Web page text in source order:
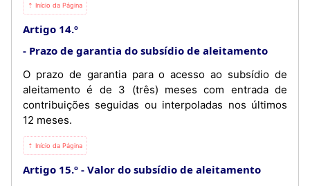
⇡ Início da Página
Artigo 14.º
Prazo de garantia do subsídio de aleitamento
O prazo de garantia para o acesso ao subsídio de
aleitamento é de 3 (três) meses com entrada de
contribuições seguidas ou interpoladas nos últimos
12 meses.
⇡ Início da Página
Artigo 15.º Valor do subsídio de aleitamento